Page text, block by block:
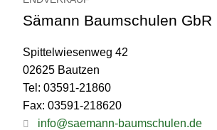
Sämann Baumschulen GbR
Spittelwiesenweg 42
02625 Bautzen
Tel: 03591-21860
Fax: 03591-218620
info@saemann-baumschulen.de